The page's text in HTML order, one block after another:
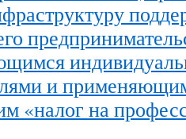
и
«налог на